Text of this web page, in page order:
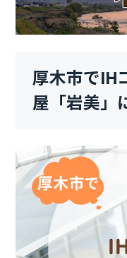
厚木市でIH
屋「岩美」